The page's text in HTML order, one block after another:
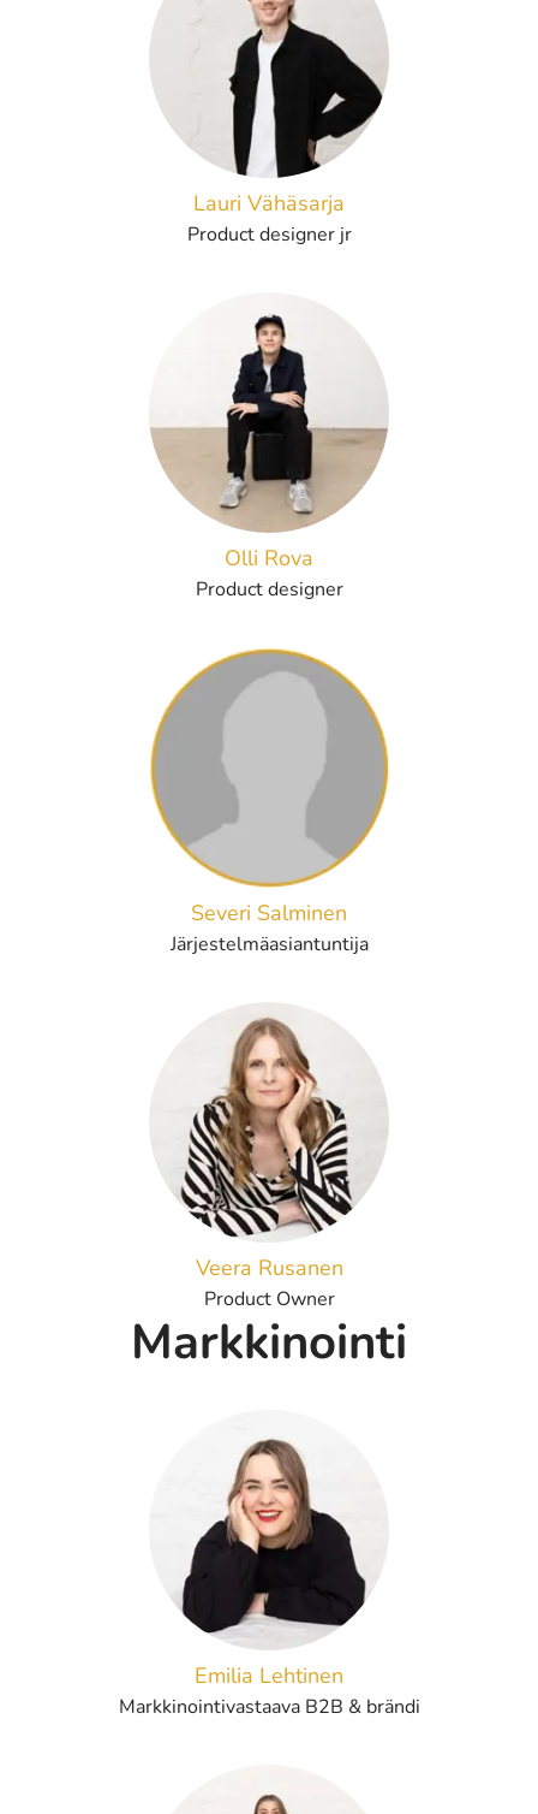
Lauri Vähäsarja
Product designer jr
Olli Rova
Product designer
Severi Salminen
Järjestelmäasiantuntija
Veera Rusanen
Product Owner
Markkinointi
Emilia Lehtinen
Markkinointivastaava B2B & brändi